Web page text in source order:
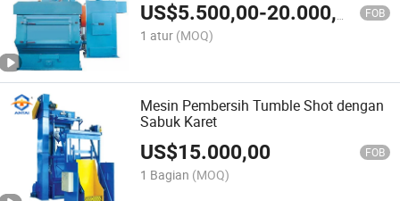
US$5.500,00-20.000,00 FOB
1 atur (MOQ)
Mesin Pembersih Tumble Shot dengan
Sabuk Karet
US$15.000,00 FOB
1 Bagian (MOQ)